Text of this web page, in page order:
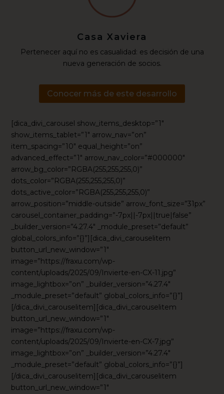
Casa Xaviera
Pertenecer aquí no es casualidad: es decisión de una
nueva generación de socios.
Conocer más de este desarrollo
[dica_divi_carousel show_items_desktop=”1″
show_items_tablet=”1″ arrow_nav=”on”
item_spacing=”10″ equal_height=”on”
advanced_effect=”1″ arrow_nav_color=”#000000″
arrow_bg_color=”RGBA(255,255,255,0)”
dots_color=”RGBA(255,255,255,0)”
dots_active_color=”RGBA(255,255,255,0)”
arrow_position=”middle-outside” arrow_font_size=”31px”
carousel_container_padding=”-7px||-7px||true|false”
_builder_version=”4.27.4″ _module_preset=”default”
global_colors_info=”{}”][dica_divi_carouselitem
button_url_new_window=”1″
image=”https://fraxu.com/wp-
content/uploads/2025/09/Invierte-en-CX-11.jpg”
image_lightbox=”on” _builder_version=”4.27.4″
_module_preset=”default” global_colors_info=”{}”]
[/dica_divi_carouselitem][dica_divi_carouselitem
button_url_new_window=”1″
image=”https://fraxu.com/wp-
content/uploads/2025/09/Invierte-en-CX-7.jpg”
image_lightbox=”on” _builder_version=”4.27.4″
_module_preset=”default” global_colors_info=”{}”]
[/dica_divi_carouselitem][dica_divi_carouselitem
button_url_new_window=”1″